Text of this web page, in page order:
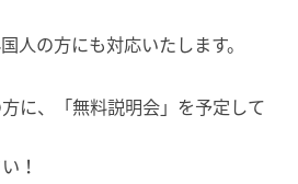
人の方にも対応いたします。
に、「無料説明会」を予定して
！